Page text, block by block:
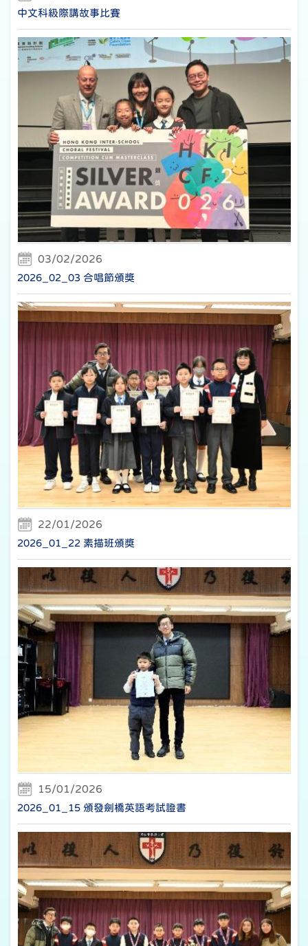
中文科級際講故事比賽
03/02/2026
2026_02_03 合唱節頒獎
22/01/2026
2026_01_22 素描班頒獎
15/01/2026
2026_01_15 頒發劍橋英語考試證書